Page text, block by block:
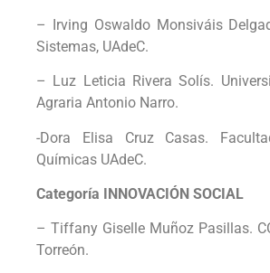
– Irving Oswaldo Monsiváis
Sistemas, UAdeC.
– Luz Leticia Rivera Solís.
Agraria Antonio Narro.
-Dora Elisa Cruz Casas.
Químicas UAdeC.
Categoría INNOVACIÓN SOCIAL
– Tiffany Giselle Muñoz Pasillas.
Torreón.